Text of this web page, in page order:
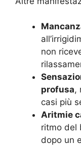
non
profusa,
casi più
Aritmie
ritmo del
dopo un